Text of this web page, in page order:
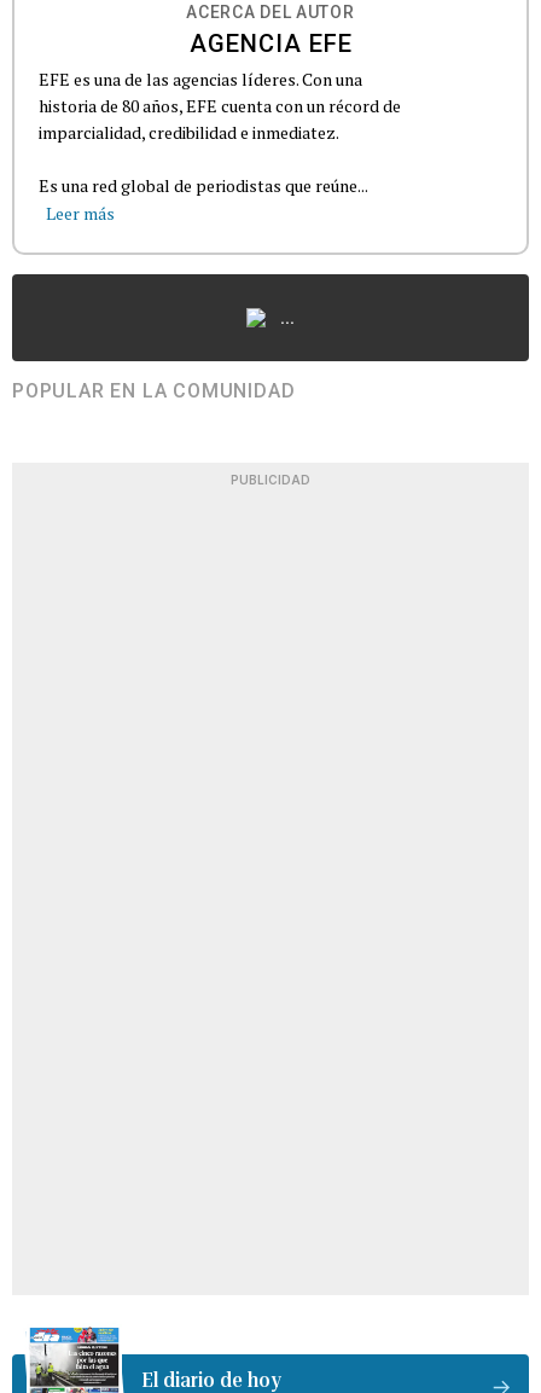
ACERCA DEL AUTOR
AGENCIA EFE
EFE es una de las agencias líderes. Con una
historia de 80 años, EFE cuenta con un récord de
imparcialidad, credibilidad e inmediatez.
Es una red global de periodistas que reúne...
Leer más
...
POPULAR EN LA COMUNIDAD
PUBLICIDAD
El diario de hoy